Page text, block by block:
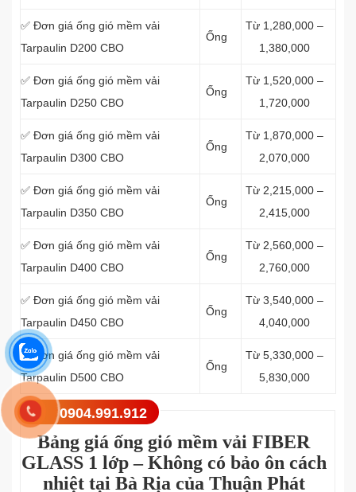
✅ Đơn giá ống gió mềm vải
Tarpaulin D200 CBO
Ống
Từ 1,280,000 –
1,380,000
✅ Đơn giá ống gió mềm vải
Tarpaulin D250 CBO
Ống
Từ 1,520,000 –
1,720,000
✅ Đơn giá ống gió mềm vải
Tarpaulin D300 CBO
Ống
Từ 1,870,000 –
2,070,000
✅ Đơn giá ống gió mềm vải
Tarpaulin D350 CBO
Ống
Từ 2,215,000 –
2,415,000
✅ Đơn giá ống gió mềm vải
Tarpaulin D400 CBO
Ống
Từ 2,560,000 –
2,760,000
✅ Đơn giá ống gió mềm vải
Tarpaulin D450 CBO
Ống
Từ 3,540,000 –
4,040,000
✅ Đơn giá ống gió mềm vải
Tarpaulin D500 CBO
Ống
Từ 5,330,000 –
5,830,000
Bảng giá ống gió mềm vải FIBER
GLASS 1 lớp – Không có bảo ôn cách
nhiệt tại Bà Rịa của Thuận Phát
0904.991.912